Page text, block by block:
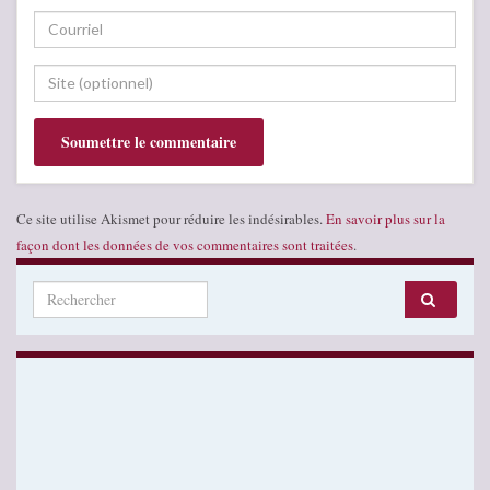
Ce site utilise Akismet pour réduire les indésirables. En savoir plus sur la
façon dont les données de vos commentaires sont traitées.
Search for: